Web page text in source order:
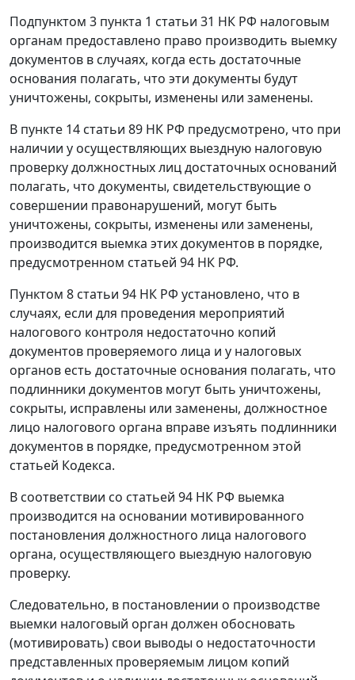
Подпунктом 3 пункта 1 статьи 31 НК РФ налоговым
органам предоставлено право производить выемку
документов в случаях, когда есть достаточные
основания полагать, что эти документы будут
уничтожены, сокрыты, изменены или заменены.
В пункте 14 статьи 89 НК РФ предусмотрено, что при
наличии у осуществляющих выездную налоговую
проверку должностных лиц достаточных оснований
полагать, что документы, свидетельствующие о
совершении правонарушений, могут быть
уничтожены, сокрыты, изменены или заменены,
производится выемка этих документов в порядке,
предусмотренном статьей 94 НК РФ.
Пунктом 8 статьи 94 НК РФ установлено, что в
случаях, если для проведения мероприятий
налогового контроля недостаточно копий
документов проверяемого лица и у налоговых
органов есть достаточные основания полагать, что
подлинники документов могут быть уничтожены,
сокрыты, исправлены или заменены, должностное
лицо налогового органа вправе изъять подлинники
документов в порядке, предусмотренном этой
статьей Кодекса.
В соответствии со статьей 94 НК РФ выемка
производится на основании мотивированного
постановления должностного лица налогового
органа, осуществляющего выездную налоговую
проверку.
Следовательно, в постановлении о производстве
выемки налоговый орган должен обосновать
(мотивировать) свои выводы о недостаточности
представленных проверяемым лицом копий